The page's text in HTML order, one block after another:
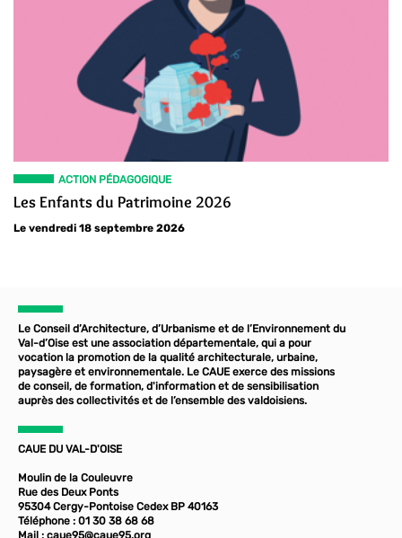
ACTION PÉDAGOGIQUE
Les Enfants du Patrimoine 2026
Le vendredi 18 septembre 2026
Le Conseil d’Architecture, d’Urbanisme et de l’Environnement du
Val-d’Oise est une association départementale, qui a pour
vocation la promotion de la qualité architecturale, urbaine,
paysagère et environnementale. Le CAUE exerce des missions
de conseil, de formation, d'information et de sensibilisation
auprès des collectivités et de l’ensemble des valdoisiens.
CAUE DU VAL-D'OISE
Moulin de la Couleuvre
Rue des Deux Ponts
95304 Cergy-Pontoise Cedex BP 40163
Téléphone : 01 30 38 68 68
Mail : caue95@caue95.org